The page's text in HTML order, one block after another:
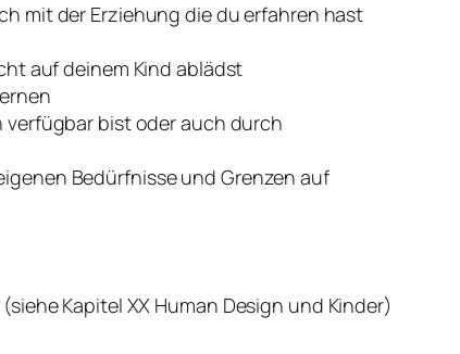
mit der Erziehung die du erfahren hast
auf deinem Kind ablädst
bist oder auch durch
Bedürfnisse und Grenzen auf
Kapitel XX Human Design und Kinder)